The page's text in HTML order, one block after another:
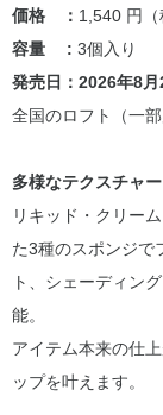
価格 ： 1,540 円
容量 : 3個入り
発売日：2026年8
全国のロフト（一
多様なテクスチャ
リキッド・クリー
た3種のスポンジで
ト、シェーディン
能。
アイテム本来の仕
ップを叶えます。